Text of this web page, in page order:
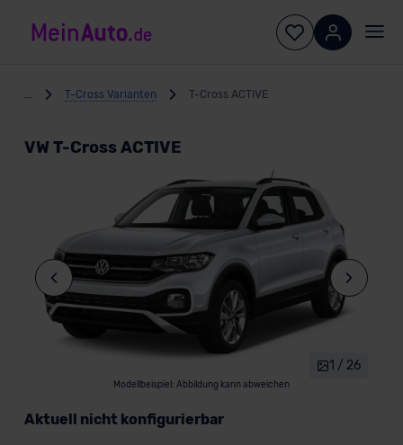
T-Cross Varianten T-Cross ACTIVE
VW T-Cross ACTIVE
Modellbeispiel: Abbildung kann abweichen
1 / 26
Aktuell nicht konfigurierbar